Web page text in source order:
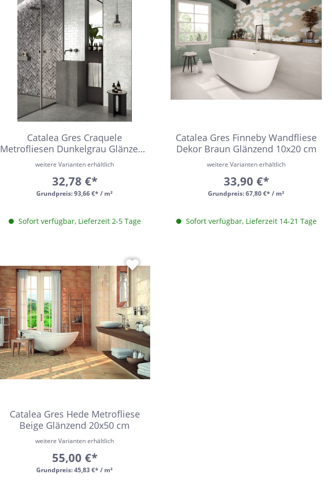
Weiß
Meerblau
Hellgrün
Hellblau
Dunkelblau
Mittelblau
Hellbeige
Greige
Hellbraun
Gris
Hellgrau
Wedi Fliesen auf Lager
Catalea Gres Craquele
Metrofliesen Dunkelgrau Glänzend
6,5x20 cm
Grundpreis:93,66 €* / m²
weitere Varianten erhältlich
32,78 €*
Sofort verfügbar, Lieferzeit 2-5 Tage
Catalea Gres Finneby Wandfliese
Dekor Braun Glänzend 10x20 cm
Grundpreis:67,80 €* / m²
weitere Varianten erhältlich
33,90 €*
Sofort verfügbar, Lieferzeit 14-21 Tage
Catalea Gres Hede Metrofliese
Beige Glänzend 20x50 cm
Grundpreis:45,83 €* / m²
weitere Varianten erhältlich
55,00 €*